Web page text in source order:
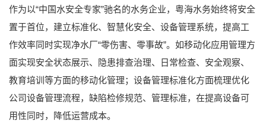
作为以“中国水安全专家”驰名的水务企业，粤海水务始终将安全
置于首位，建立标准化、智慧化安全、设备管理系统，提高工
作效率同时实现净水厂“零伤害、零事故”。如移动化应用管理方
面实现安全状态展示、隐患排查治理、日常检查、安全观察、
教育培训等方面的移动化管理；设备管理标准化方面梳理优化
公司设备管理流程，缺陷检修规范、管理标准，在提高设备可
用性同时，降低运营成本。